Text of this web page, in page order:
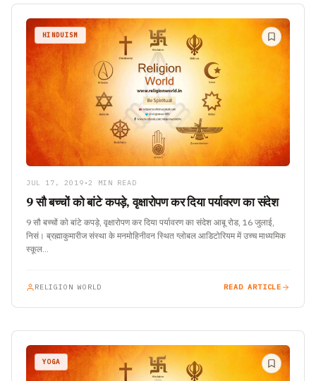
HINDUISM
JUL 17, 2019 •2 MIN READ
9 सौ बच्चों को बांटे कपड़े, वृक्षारोपण कर दिया पर्यावरण का संदेश
9 सौ बच्चों को बांटे कपड़े, वृक्षारोपण कर दिया पर्यावरण का संदेश आबू रोड, 16 जुलाई,
निसं। ब्रह्माकुमारीज संस्था के मनमोहिनीवन स्थित ग्लोबल आडिटोरियम में उच्च माध्यमिक
स्कूल…
RELIGION WORLD READ ARTICLE
YOGA